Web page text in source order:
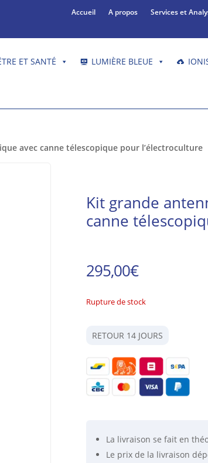
Accueil A propos Services et
ET SANTÉ LUMIÈRE BLEUE
avec canne télescopique pour l’électroculture
Kit grande
canne
295,00€
Rupture de stock
RETOUR 14 JOURS
La livraison se fait en
Le prix de la livraison